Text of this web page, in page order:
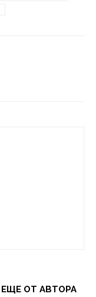
ЕЩЕ ОТ АВТОРА